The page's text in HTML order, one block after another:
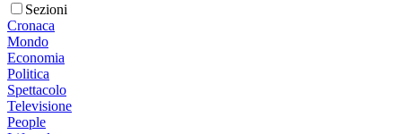
Sezioni
Cronaca
Mondo
Economia
Politica
Spettacolo
Televisione
People